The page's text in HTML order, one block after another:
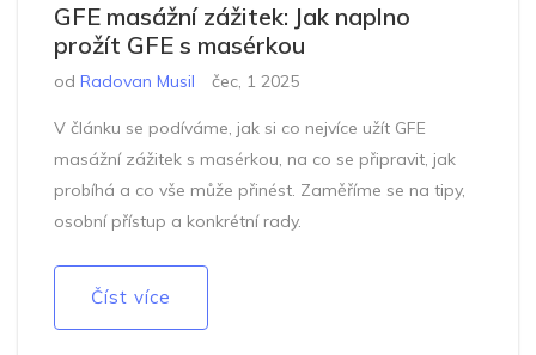
GFE masážní zážitek: Jak naplno
prožít GFE s masérkou
od Radovan Musil čec, 1 2025
V článku se podíváme, jak si co nejvíce užít GFE
masážní zážitek s masérkou, na co se připravit, jak
probíhá a co vše může přinést. Zaměříme se na tipy,
osobní přístup a konkrétní rady.
Číst více